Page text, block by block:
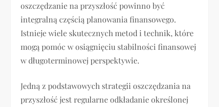
oszczędzanie na przyszłość powinno być
integralną częścią planowania finansowego.
Istnieje wiele skutecznych metod i technik, które
mogą pomóc w osiągnięciu stabilności finansowej
w długoterminowej perspektywie.
Jedną z podstawowych strategii oszczędzania na
przyszłość jest regularne odkładanie określonej